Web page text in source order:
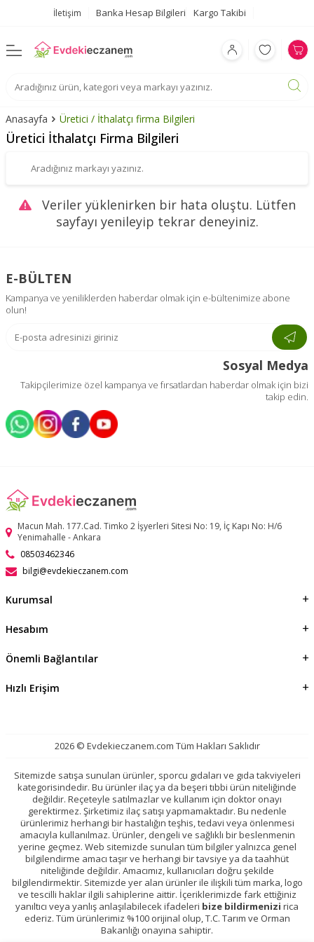
İletişim Banka Hesap Bilgileri Kargo Takibi
Anasayfa Üretici / İthalatçı firma Bilgileri
Üretici İthalatçı Firma Bilgileri
Veriler yüklenirken bir hata oluştu. Lütfen
sayfayı yenileyip tekrar deneyiniz.
E-BÜLTEN
Kampanya ve yeniliklerden haberdar olmak için e-bültenimize abone
olun!
Sosyal Medya
Takipçilerimize özel kampanya ve fırsatlardan haberdar olmak için bizi
takip edin.
Macun Mah. 177.Cad. Timko 2 İşyerleri Sitesi No: 19, İç Kapı No: H/6
Yenimahalle - Ankara
08503462346
bilgi@evdekieczanem.com
Kurumsal
Hesabım
Önemli Bağlantılar
Hızlı Erişim
2026 © Evdekieczanem.com Tüm Hakları Saklıdır
Sitemizde satışa sunulan ürünler, sporcu gıdaları ve gıda takviyeleri
kategorisindedir. Bu ürünler ilaç ya da beşeri tıbbi ürün niteliğinde
değildir. Reçeteyle satılmazlar ve kullanım için doktor onayı
gerektirmez. Şirketimiz ilaç satışı yapmamaktadır. Bu nedenle
ürünlerimiz herhangi bir hastalığın teşhis, tedavi veya önlenmesi
amacıyla kullanılmaz. Ürünler, dengeli ve sağlıklı bir beslenmenin
yerine geçmez. Web sitemizde sunulan tüm bilgiler yalnızca genel
bilgilendirme amacı taşır ve herhangi bir tavsiye ya da taahhüt
niteliğinde değildir. Amacımız, kullanıcıları doğru şekilde
bilgilendirmektir. Sitemizde yer alan ürünler ile ilişkili tüm marka, logo
ve tescilli haklar ilgili sahiplerine aittir. İçeriklerimizde fark ettiğiniz
yanıltıcı veya yanlış anlaşılabilecek ifadeleri bize bildirmenizi rica
ederiz. Tüm ürünlerimiz %100 orijinal olup, T.C. Tarım ve Orman
Bakanlığı onayına sahiptir.